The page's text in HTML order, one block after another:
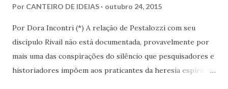
Por CANTEIRO DE IDEIAS outubro 24, 2015
Por Dora Incontri (*) A relação de Pestalozzi com seu
discípulo Rivail não está documentada, provavelmente por
mais uma das conspirações do silêncio que pesquisadores e
historiadores impõem aos praticantes da heresia espírita